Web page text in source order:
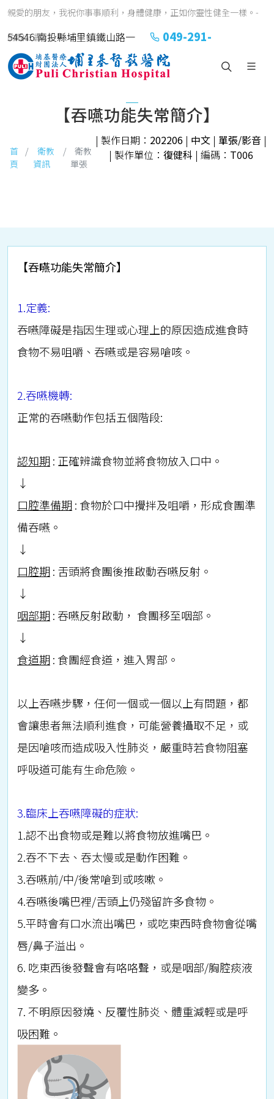
親愛的朋友，我祝你事事順利，身體健康，正如你靈性健全一樣。-
約翰三書1:2
54546 南投縣埔里鎮鐵山路一
號
049-291-
2151#2152
【吞嚥功能失常簡介】
| 製作日期： 202206 | 中文 | 單張/影音 |
| 製作單位： 復健科 | 編碼： T006
首
頁
衛教
資訊
衛教
單張
【吞嚥功能失常簡介】
1.定義:
吞嚥障礙是指因生理或心理上的原因造成進食時
食物不易咀嚼、吞嚥或是容易嗆咳。
2.吞嚥機轉:
正常的吞嚥動作包括五個階段:
認知期 : 正確辨識食物並將食物放入口中。
↓
口腔準備期 : 食物於口中攪拌及咀嚼，形成食團準
備吞嚥。
↓
口腔期 : 舌頭將食團後推啟動吞嚥反射。
↓
咽部期 : 吞嚥反射啟動， 食團移至咽部。
↓
食道期 : 食團經食道，進入胃部。
以上吞嚥步驟，任何一個或一個以上有問題，都
會讓患者無法順利進食，可能營養攝取不足，或
是因嗆咳而造成吸入性肺炎，嚴重時若食物阻塞
呼吸道可能有生命危險。
3.臨床上吞嚥障礙的症狀:
1.認不出食物或是難以將食物放進嘴巴。
2.吞不下去、吞太慢或是動作困難。
3.吞嚥前/中/後常嗆到或咳嗽。
4.吞嚥後嘴巴裡/舌頭上仍殘留許多食物。
5.平時會有口水流出嘴巴，或吃東西時食物會從嘴
唇/鼻子溢出。
6. 吃東西後發聲會有咯咯聲，或是咽部/胸腔痰液
變多。
7. 不明原因發燒、反覆性肺炎、體重減輕或是呼
吸困難。